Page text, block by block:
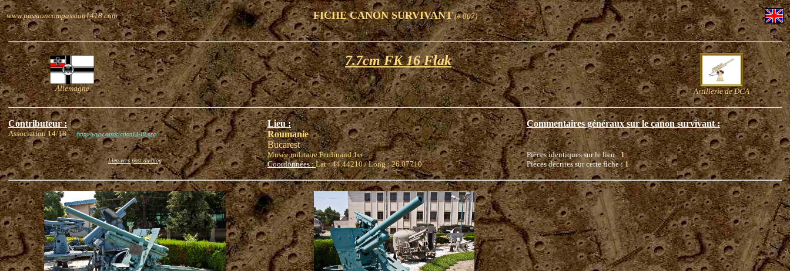
www.passioncompassion1418.com FICHE CANON SURVIVANT(# 807)
Allemagne
7.7cm FK 16 Flak
Artillerie de DCA
Contributeur :
Association 14/18http://www.association14-18.org/
Lien vers post du blog
Lieu :
Roumanie
Bucarest
Musée militaire Ferdinand 1er
Coordonnées :Lat : 44.44210 / Long : 26.07710
Commentaires généraux sur le canon survivant :
Pièces identiques sur le lieu :1
Pièces décrites sur cette fiche :1